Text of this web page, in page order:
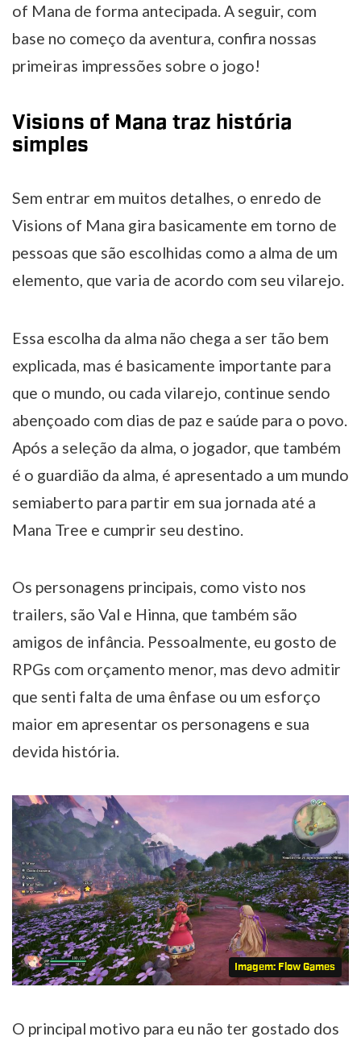
of Mana de forma antecipada. A seguir, com
base no começo da aventura, confira nossas
primeiras impressões sobre o jogo!
Visions of Mana traz história
simples
Sem entrar em muitos detalhes, o enredo de
Visions of Mana gira basicamente em torno de
pessoas que são escolhidas como a alma de um
elemento, que varia de acordo com seu vilarejo.
Essa escolha da alma não chega a ser tão bem
explicada, mas é basicamente importante para
que o mundo, ou cada vilarejo, continue sendo
abençoado com dias de paz e saúde para o povo.
Após a seleção da alma, o jogador, que também
é o guardião da alma, é apresentado a um mundo
semiaberto para partir em sua jornada até a
Mana Tree e cumprir seu destino.
Os personagens principais, como visto nos
trailers, são Val e Hinna, que também são
amigos de infância. Pessoalmente, eu gosto de
RPGs com orçamento menor, mas devo admitir
que senti falta de uma ênfase ou um esforço
maior em apresentar os personagens e sua
devida história.
Imagem: Flow Games
O principal motivo para eu não ter gostado dos